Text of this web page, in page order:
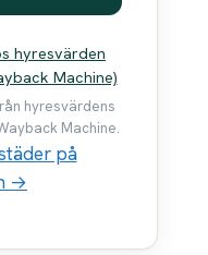
hyresvärden
Machine)
hyresvärdens
Machine.
på
→